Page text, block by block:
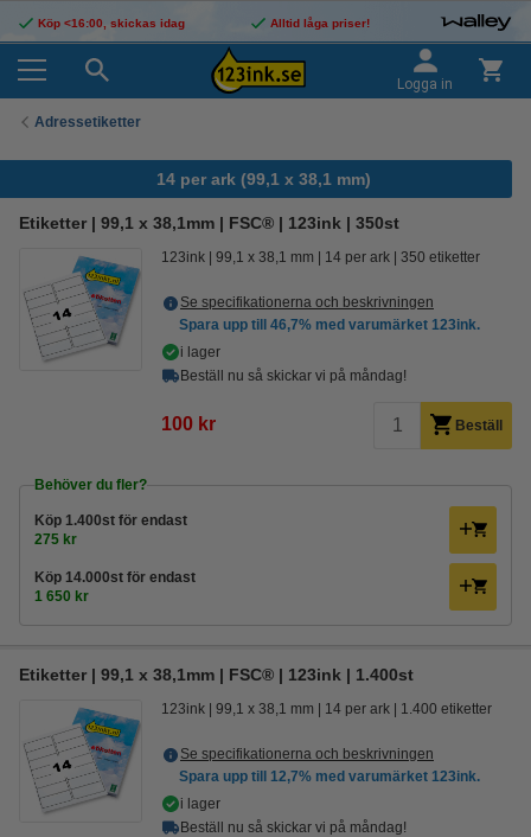
Köp <16:00, skickas idag Alltid låga priser!
Logga in
Adressetiketter
14 per ark (99,1 x 38,1 mm)
Etiketter | 99,1 x 38,1mm | FSC® | 123ink | 350st
123ink 99,1 x 38,1 mm 14 per ark 350 etiketter
Se specifikationerna och beskrivningen
Spara upp till 46,7% med varumärket 123ink.
i lager
Beställ nu så skickar vi på måndag!
100 kr Beställ
Behöver du fler?
Köp 1.400st för endast
275 kr
Köp 14.000st för endast
1 650 kr
Etiketter | 99,1 x 38,1mm | FSC® | 123ink | 1.400st
123ink 99,1 x 38,1 mm 14 per ark 1.400 etiketter
Se specifikationerna och beskrivningen
Spara upp till 12,7% med varumärket 123ink.
i lager
Beställ nu så skickar vi på måndag!